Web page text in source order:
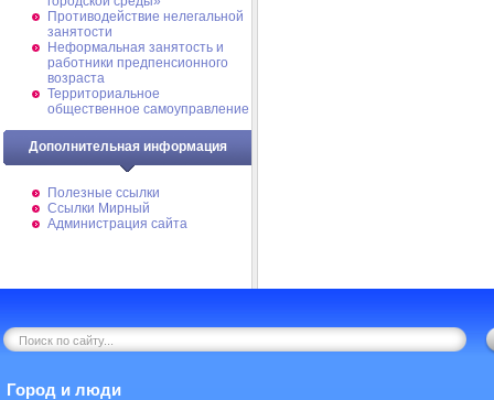
Противодействие нелегальной
занятости
Неформальная занятость и
работники предпенсионного
возраста
Территориальное
общественное самоуправление
Дополнительная информация
Полезные ссылки
Ссылки Мирный
Администрация сайта
Город и люди